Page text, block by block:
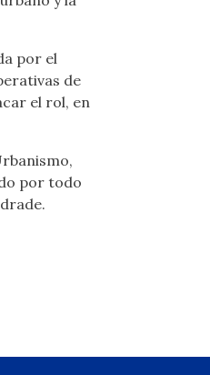
por el
de
el rol, en
por todo